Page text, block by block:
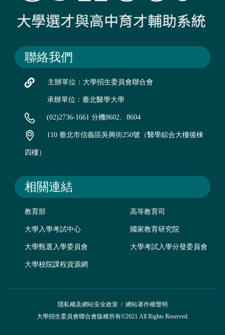
聯絡我們
主辦單位：大學招生委員會聯合會
承辦單位：臺北醫學大學
(02)2736-1661 分機8602、8604
110 臺北市信義區吳興街250號（醫學綜合大樓後棟
四樓）
相關連結
教育部 高等教育司
大學入學考試中心 國家教育研究院
大學甄選入學委員會 大學考試入學分發委員會
大學校院課程資源網
隱私權及網站安全政策/ 網站著作權聲明
大學招生委員會聯合會版權所有©2021 All Rights Reserved.